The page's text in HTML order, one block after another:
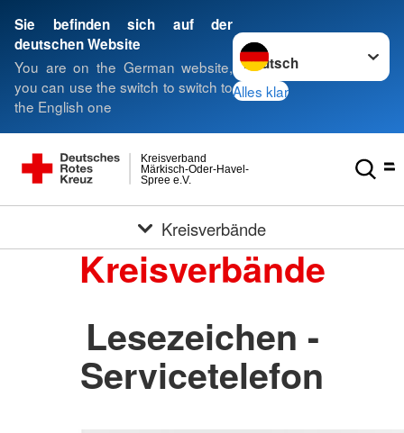
Sie befinden sich auf der
deutschen Website
You are on the German website,
you can use the switch to switch to
the English one
Sprache wechseln zu
Alles klar
Spree e.V.
Märkisch-Oder-Havel-
Kreisverband
Kreisverbände
Kreisverbände
Lesezeichen -
Servicetelefon